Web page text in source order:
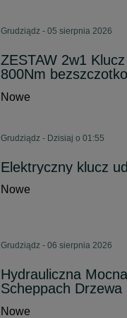
Grudziądz - 05 sierpnia 2026
ZESTAW 2w1
800Nm
Nowe
Grudziądz - Dzisiaj o 01:55
Elektryczny klucz
Nowe
Grudziądz - 06 sierpnia 2026
Hydrauliczna
Scheppach Drzewa
Nowe